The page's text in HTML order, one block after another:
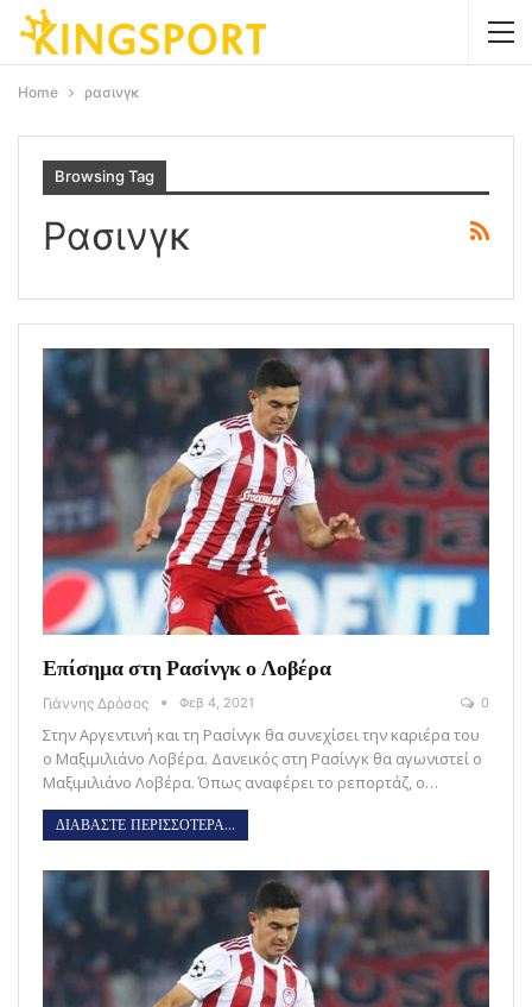
Home ρασινγκ
Browsing Tag
Ρασινγκ
Επίσημα στη Ρασίνγκ ο Λοβέρα
Γιάννης Δρόσος Φεβ 4, 2021 0
Στην Αργεντινή και τη Ρασίνγκ θα συνεχίσει την καριέρα του
ο Μαξιμιλιάνο Λοβέρα. Δανεικός στη Ρασίνγκ θα αγωνιστεί ο
Μαξιμιλιάνο Λοβέρα. Όπως αναφέρει το ρεπορτάζ, ο…
ΔΙΑΒΑΣΤΕ ΠΕΡΙΣΣΟΤΕΡΑ...